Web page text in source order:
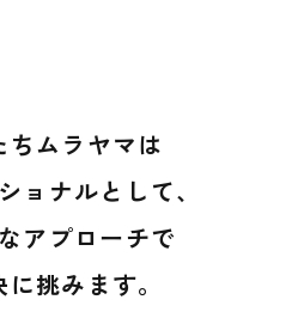
ちムラヤマは
ョナルとして、
アプローチで
挑みます。